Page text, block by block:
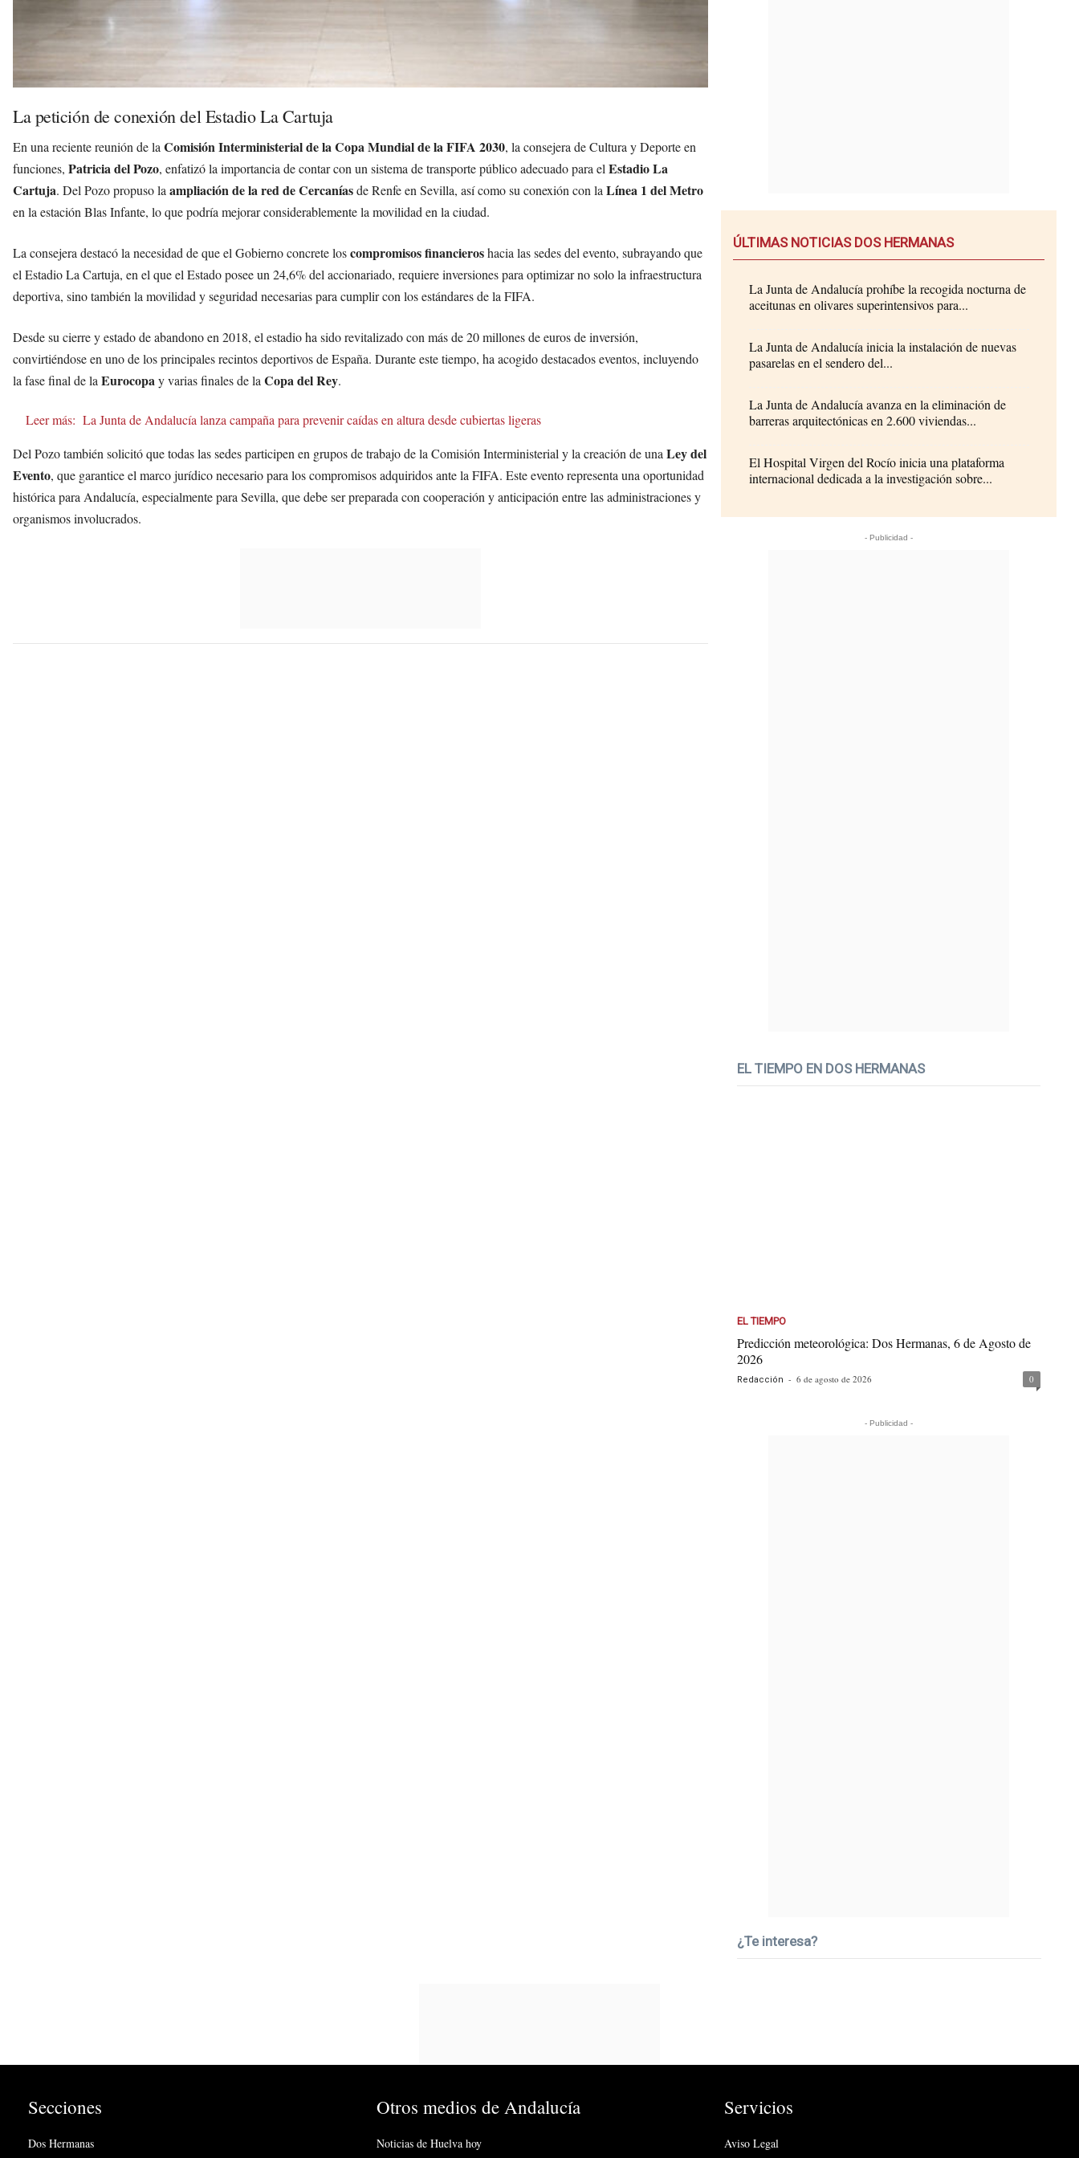
La petición de conexión del Estadio La Cartuja
En una reciente reunión de laComisión Interministerial de la Copa Mundial de la FIFA 2030, la consejera de Cultura y Deporte en
funciones, Patricia del Pozo, enfatizó la importancia de contar con un sistema de transporte público adecuado para elEstadio La
Cartuja. Del Pozo propuso laampliación de la red de Cercaníasde Renfe en Sevilla, así como su conexión con laLínea 1 del Metro
en la estación Blas Infante, lo que podría mejorar considerablemente la movilidad en la ciudad.
La consejera destacó la necesidad de que el Gobierno concrete loscompromisos financieroshacia las sedes del evento, subrayando que
el Estadio La Cartuja, en el que el Estado posee un 24,6% del accionariado, requiere inversiones para optimizar no solo la infraestructura
deportiva, sino también la movilidad y seguridad necesarias para cumplir con los estándares de la FIFA.
Desde su cierre y estado de abandono en 2018, el estadio ha sido revitalizado con más de 20 millones de euros de inversión,
convirtiéndose en uno de los principales recintos deportivos de España. Durante este tiempo, ha acogido destacados eventos, incluyendo
la fase final de laEurocopay varias finales de laCopa del Rey.
Leer más: La Junta de Andalucía lanza campaña para prevenir caídas en altura desde cubiertas ligeras
Del Pozo también solicitó que todas las sedes participen en grupos de trabajo de la Comisión Interministerial y la creación de unaLey del
Evento, que garantice el marco jurídico necesario para los compromisos adquiridos ante la FIFA. Este evento representa una oportunidad
histórica para Andalucía, especialmente para Sevilla, que debe ser preparada con cooperación y anticipación entre las administraciones y
organismos involucrados.
ÚLTIMAS NOTICIAS DOS HERMANAS
La Junta de Andalucía prohíbe la recogida nocturna de
aceitunas en olivares superintensivos para...
La Junta de Andalucía inicia la instalación de nuevas
pasarelas en el sendero del...
La Junta de Andalucía avanza en la eliminación de
barreras arquitectónicas en 2.600 viviendas...
El Hospital Virgen del Rocío inicia una plataforma
internacional dedicada a la investigación sobre...
- Publicidad -
EL TIEMPO EN DOS HERMANAS
EL TIEMPO
Predicción meteorológica: Dos Hermanas, 6 de Agosto de
2026
Redacción - 6 de agosto de 2026 0
- Publicidad -
¿Te interesa?
Secciones
Dos Hermanas
Otros medios de Andalucía
Noticias de Huelva hoy
Servicios
Aviso Legal